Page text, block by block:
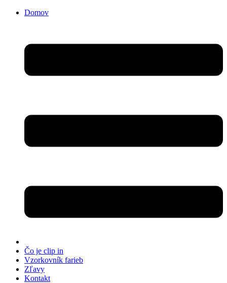
Domov
Čo je clip in
Vzorkovník farieb
Zľavy
Kontakt